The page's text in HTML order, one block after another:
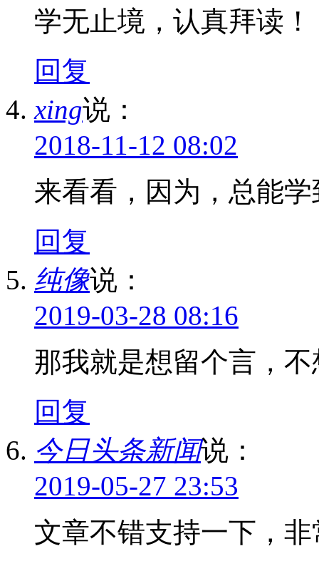
学无止境，认真拜读！
回复
xing说：
2018-11-12 08:02
来看看，因为，总能
回复
纯像说：
2019-03-28 08:16
那我就是想留个言，
回复
今日头条新闻说：
2019-05-27 23:53
文章不错支持一下，